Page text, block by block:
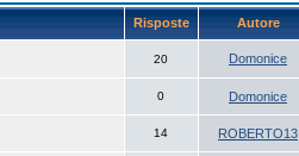
Risposte Autore
20 Domonice
0 Domonice
14 ROBERTO13